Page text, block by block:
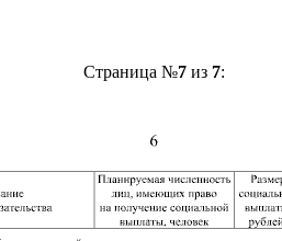
Страница №7из 7: